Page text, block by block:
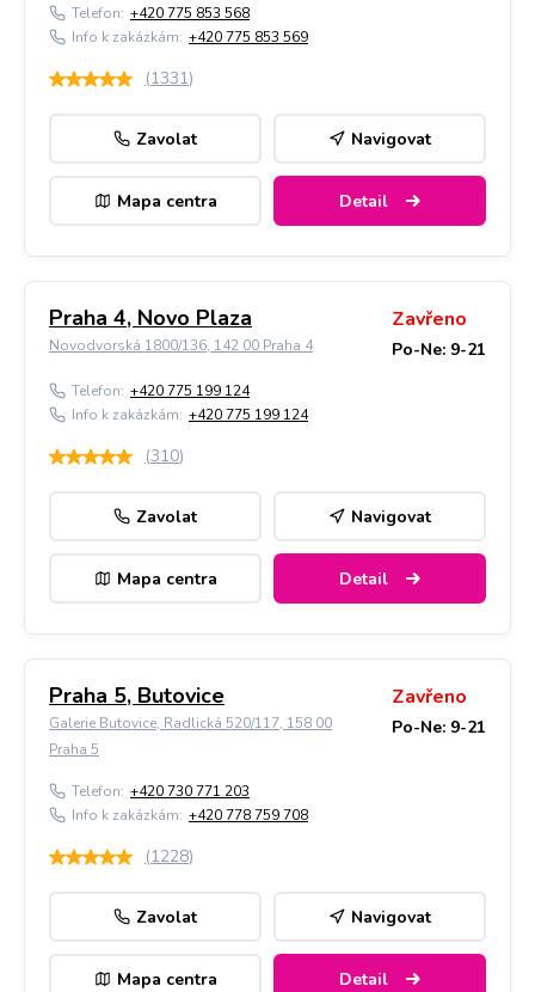
Telefon: +420 775 853 568
Info k zakázkám: +420 775 853 569
(1331)
Zavolat Navigovat
Mapa centra Detail
Praha 4, Novo Plaza
Novodvorská 1800/136, 142 00 Praha 4
Zavřeno
Po-Ne: 9-21
Telefon: +420 775 199 124
Info k zakázkám: +420 775 199 124
(310)
Zavolat Navigovat
Mapa centra Detail
Praha 5, Butovice
Galerie Butovice, Radlická 520/117, 158 00
Praha 5
Zavřeno
Po-Ne: 9-21
Telefon: +420 730 771 203
Info k zakázkám: +420 778 759 708
(1228)
Zavolat Navigovat
Mapa centra Detail